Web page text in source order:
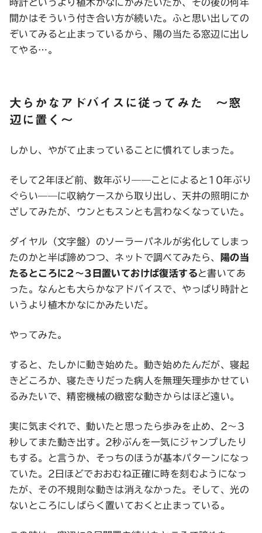
時計というより植木かなにかみたいだが、その後の何年
間かはそういう付き合い方が続いた。ふと思い出しての
ぞいてみると止まっているから、陽の当たる窓辺に出し
てやる…。
大らかなアドバイスに従ってみた 〜窓
辺に置く〜
しかし、やがて止まっていることに慣れてしまった。
そして2年ほど前、数年ぶり——ことによると10年ぶり
ぐらい——に収納ケースから取り出し、天井の照明にか
ざしてみたが、ウンともスンとも言わなくなっていた。
ダイヤル（文字盤）のソーラーパネルが劣化してしまっ
たのかと半ば諦めつつ、ネットで調べてみたら、
陽の当
たるところに2〜3日置いておけば復活すると書いてあ
った。なんとも大らかなアドバイスで、やっぱり時計と
いうより植木かなにかみたいだ。
やってみた。
すると、たしかに動き始めた。動き始めたんだが、寝起
きどころか、寝たきりだった病人を無理矢理歩かせてい
るみたいで、精密機械の緻密な動きからはほど遠い。
実に気まぐれで、動いたと思ったら歩みを止め、2〜3
秒してまた動き出す。2秒ぶんを一気にジャンプしたり
もする。と言うか、そっちのほうが基本パターンになっ
ていた。2日ほどでおおむね正確に時を刻むようになっ
たが、その不規則な動きは消えなかった。そして、光の
ないところにしばらく置いておくと止まっている。